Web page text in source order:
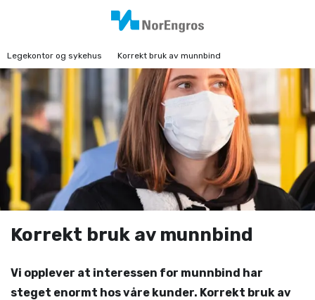
Legekontor og sykehus Korrekt bruk av munnbind
Korrekt bruk av munnbind
Vi opplever at interessen for munnbind har
steget enormt hos våre kunder. Korrekt bruk av